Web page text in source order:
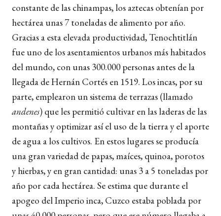
constante de las chinampas, los aztecas obtenían por
hectárea unas 7 toneladas de alimento por año.
Gracias a esta elevada productividad, Tenochtitlán
fue uno de los asentamientos urbanos más habitados
del mundo, con unas 300.000 personas antes de la
llegada de Hernán Cortés en 1519. Los incas, por su
parte, emplearon un sistema de terrazas (llamado
andenes) que les permitió cultivar en las laderas de las
montañas y optimizar así el uso de la tierra y el aporte
de agua a los cultivos. En estos lugares se producía
una gran variedad de papas, maíces, quinoa, porotos
y hierbas, y en gran cantidad: unas 3 a 5 toneladas por
año por cada hectárea. Se estima que durante el
apogeo del Imperio inca, Cuzco estaba poblada por